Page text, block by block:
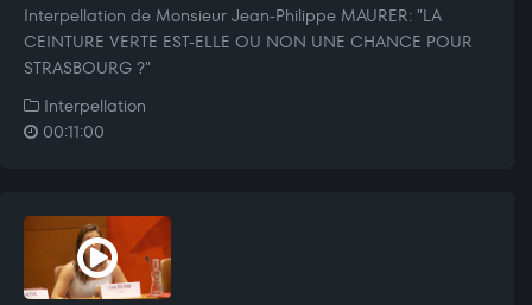
Interpellation de Monsieur Jean-Philippe MAURER: "LA
CEINTURE VERTE EST-ELLE OU NON UNE CHANCE POUR
STRASBOURG ?"
Interpellation
00:11:00